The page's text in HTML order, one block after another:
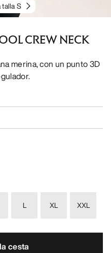
S
CREW NECK
merina, con un punto 3D
L XL
XXL
cesta